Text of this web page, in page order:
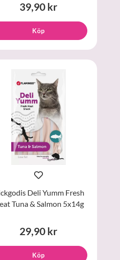
39,90 kr
Köp
Deli Yumm Fresh
Tuna & Salmon 5x14g
29,90 kr
Köp